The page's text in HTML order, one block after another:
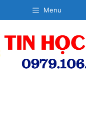
Menu